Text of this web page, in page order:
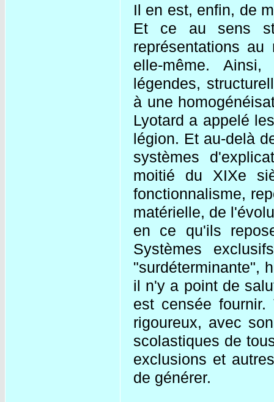
Il en est, enfin, de
Et ce au sens
représentations
elle-même.
légendes,
à une
Lyotard a appelé
légion. Et au-delà
systèmes
moitié du XIXe
fonctionnalisme,
matérielle, de
en ce qu'ils
Systèmes
"surdéterminante",
il n'y a point de
est censée fournir.
rigoureux, avec
scolastiques de
exclusions et
de générer.